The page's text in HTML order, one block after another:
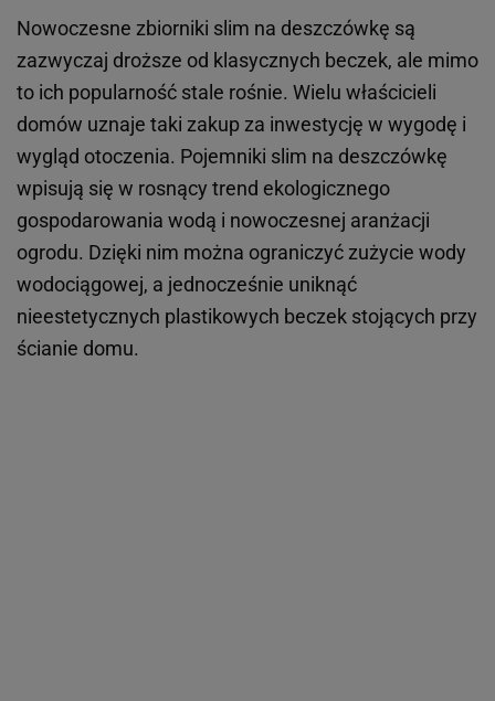
Nowoczesne zbiorniki slim na deszczówkę są
zazwyczaj droższe od klasycznych beczek, ale mimo
to ich popularność stale rośnie. Wielu właścicieli
domów uznaje taki zakup za inwestycję w wygodę i
wygląd otoczenia. Pojemniki slim na deszczówkę
wpisują się w rosnący trend ekologicznego
gospodarowania wodą i nowoczesnej aranżacji
ogrodu. Dzięki nim można ograniczyć zużycie wody
wodociągowej, a jednocześnie uniknąć
nieestetycznych plastikowych beczek stojących przy
ścianie domu.